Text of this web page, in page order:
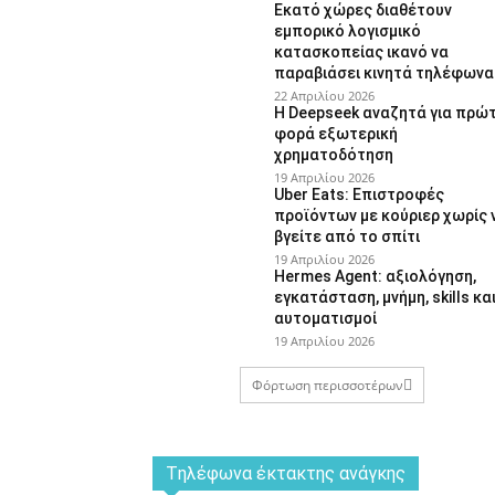
Εκατό χώρες διαθέτουν
εμπορικό λογισμικό
κατασκοπείας ικανό να
παραβιάσει κινητά τηλέφωνα
22 Απριλίου 2026
Η Deepseek αναζητά για
φορά εξωτερική
χρηματοδότηση
19 Απριλίου 2026
Uber Eats: Επιστροφές
προϊόντων με κούριερ χωρίς
βγείτε από το σπίτι
19 Απριλίου 2026
Hermes Agent: αξιολόγηση,
εγκατάσταση, μνήμη, skills και
αυτοματισμοί
19 Απριλίου 2026
Φόρτωση περισσοτέρων
Tηλέφωνα έκτακτης ανάγκης